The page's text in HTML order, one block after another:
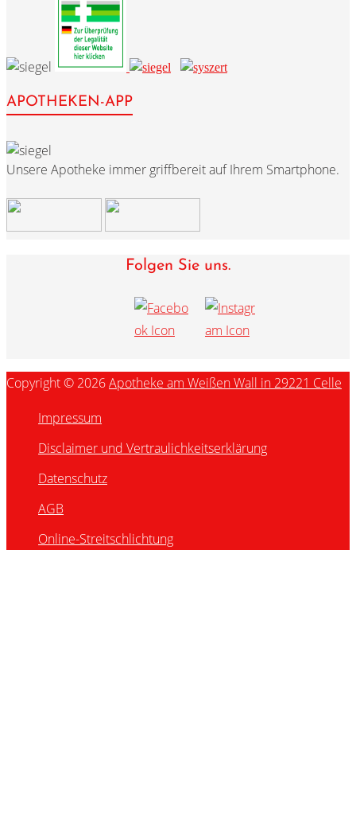
APOTHEKEN-APP
Unsere Apotheke immer griffbereit auf Ihrem Smartphone.
Folgen Sie uns.
Copyright © 2026Apotheke am Weißen Wall in 29221 Celle
Impressum
Disclaimer und Vertraulichkeitserklärung
Datenschutz
AGB
Online-Streitschlichtung